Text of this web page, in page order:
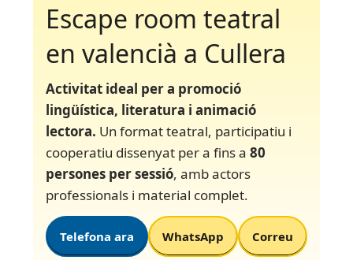
Escape room teatral
en valencià a Cullera
Activitat ideal per a promoció
lingüística, literatura i animació
lectora. Un format teatral, participatiu i
cooperatiu dissenyat per a fins a 80
persones per sessió, amb actors
professionals i material complet.
Telefona ara WhatsApp Correu